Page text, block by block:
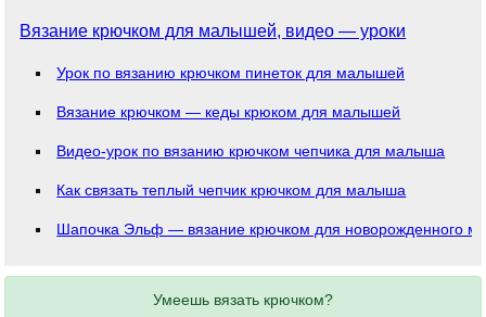
Вязание крючком для малышей, видео — уроки
Урок по вязанию крючком пинеток для малышей
Вязание крючком — кеды крюком для малышей
Видео-урок по вязанию крючком чепчика для малыша
Как связать теплый чепчик крючком для малыша
Шапочка Эльф — вязание крючком для новорожденного
Умеешь вязать крючком?